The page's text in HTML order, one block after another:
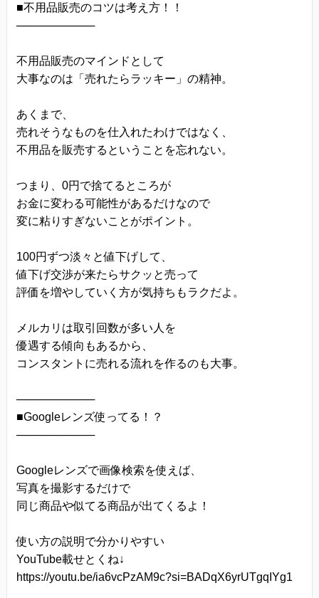
■不用品販売のコツは考え方！！
──────────
不用品販売のマインドとして
大事なのは「売れたらラッキー」の精神。
あくまで、
売れそうなものを仕入れたわけではなく、
不用品を販売するということを忘れない。
つまり、0円で捨てるところが
お金に変わる可能性があるだけなので
変に粘りすぎないことがポイント。
100円ずつ淡々と値下げして、
値下げ交渉が来たらサクッと売って
評価を増やしていく方が気持ちもラクだよ。
メルカリは取引回数が多い人を
優遇する傾向もあるから、
コンスタントに売れる流れを作るのも大事。
──────────
■Googleレンズ使ってる！？
──────────
Googleレンズで画像検索を使えば、
写真を撮影するだけで
同じ商品や似てる商品が出てくるよ！
使い方の説明で分かりやすい
YouTube載せとくね↓
https://youtu.be/ia6vcPzAM9c?si=BADqX6yrUTgqIYg1